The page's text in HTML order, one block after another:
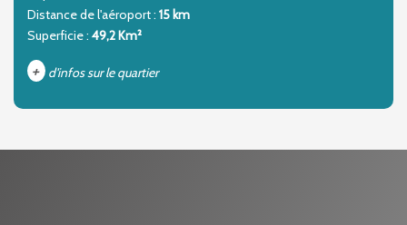
Distance de l'aéroport : 15 km
Superficie : 49,2 Km²
+ d'infos sur le quartier